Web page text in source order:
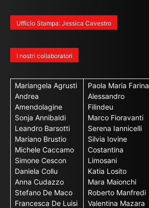
Ufficio Stampa: Jessica Cavestro
I nostri collaboratori
Mariangela Agrusti
Andrea
Amendolagine
Sonja Annibaldi
Leandro Barsotti
Mariano Brustio
Michele Caccamo
Simone Cescon
Daniela Collu
Anna Cudazzo
Stefano De Maco
Francesca De Luisi
Paola Maria Farina
Alessandro
Filindeu
Marco Fioravanti
Serena Iannicelli
Silvia Iovine
Costantina
Limosani
Katia Losito
Mara Maionchi
Roberto Manfredi
Valentina Mazara